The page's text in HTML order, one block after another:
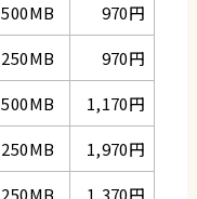
500MB
970円
250MB
970円
500MB
1,170円
250MB 1,970円
250MB 1,370円